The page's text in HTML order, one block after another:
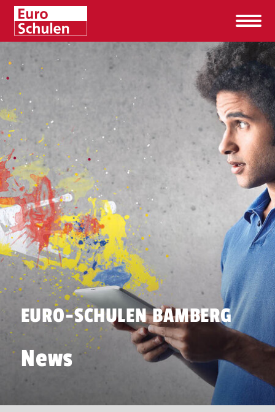
EURO-SCHULEN BAMBERG
News